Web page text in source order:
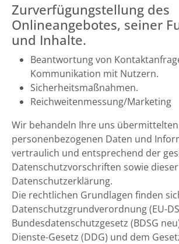
Zurverfügungstellung des
Onlineangebotes, seiner
und Inhalte.
Beantwortung von
Kommunikation mit Nutzern.
Sicherheitsmaßnahmen.
Reichweitenmessung/Marketing
Wir behandeln Ihre uns übermittelten
personenbezogenen Daten und
vertraulich und entsprechend der
Datenschutzvorschriften sowie dieser
Datenschutzerklärung.
Die rechtlichen Grundlagen finden
Datenschutzgrundverordnung (EU-
Bundesdatenschutzgesetz (BDSG
Dienste-Gesetz (DDG) und dem